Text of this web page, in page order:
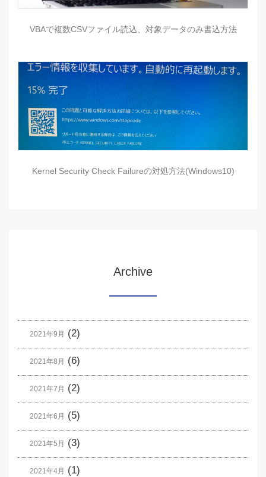
VBAで複数CSVファイル読込、対象データのみ書込方法
Kernel Security Check Failureの対処方法(Windows10)
Archive
2021年9月 (2)
2021年8月 (6)
2021年7月 (2)
2021年6月 (5)
2021年5月 (3)
2021年4月 (1)